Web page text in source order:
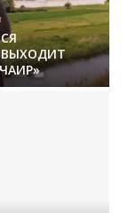
ВЫХОДИТ